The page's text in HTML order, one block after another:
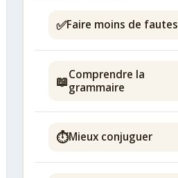
✅Faire moins de fautes
📖Comprendre la
grammaire
⏱️Mieux conjuguer